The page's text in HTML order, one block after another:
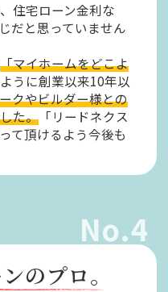
住宅ローン金利な
だと思っていません
「マイホームをどこよ
うに創業以来10年以
クやビルダー様との
た。 「リードネクス
て頂けるよう今後も
No.4
のプロ。